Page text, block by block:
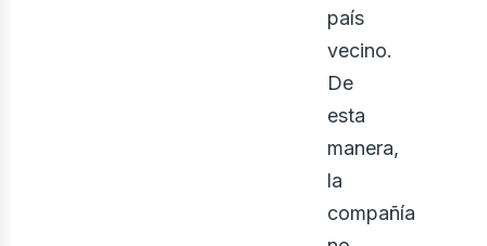
país
vecino.
De
esta
manera,
la
compañía